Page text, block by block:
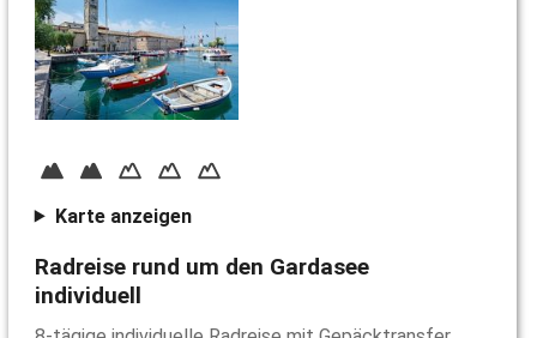
Karte anzeigen
Radreise rund um den Gardasee
individuell